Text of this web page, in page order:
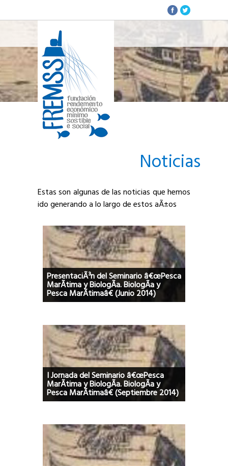
Noticias
Estas son algunas de las noticias que hemos
ido generando a lo largo de estos aÃ±os
PresentaciÃ³n del Seminario â€œPesca
MarÃ­tima y BiologÃ­a. BiologÃ­a y
Pesca MarÃ­timaâ€ (Junio 2014)
I Jornada del Seminario â€œPesca
MarÃ­tima y BiologÃ­a. BiologÃ­a y
Pesca MarÃ­timaâ€ (Septiembre 2014)